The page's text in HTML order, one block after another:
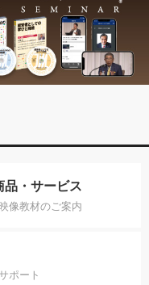
品・サービス
像教材のご案内
ポート